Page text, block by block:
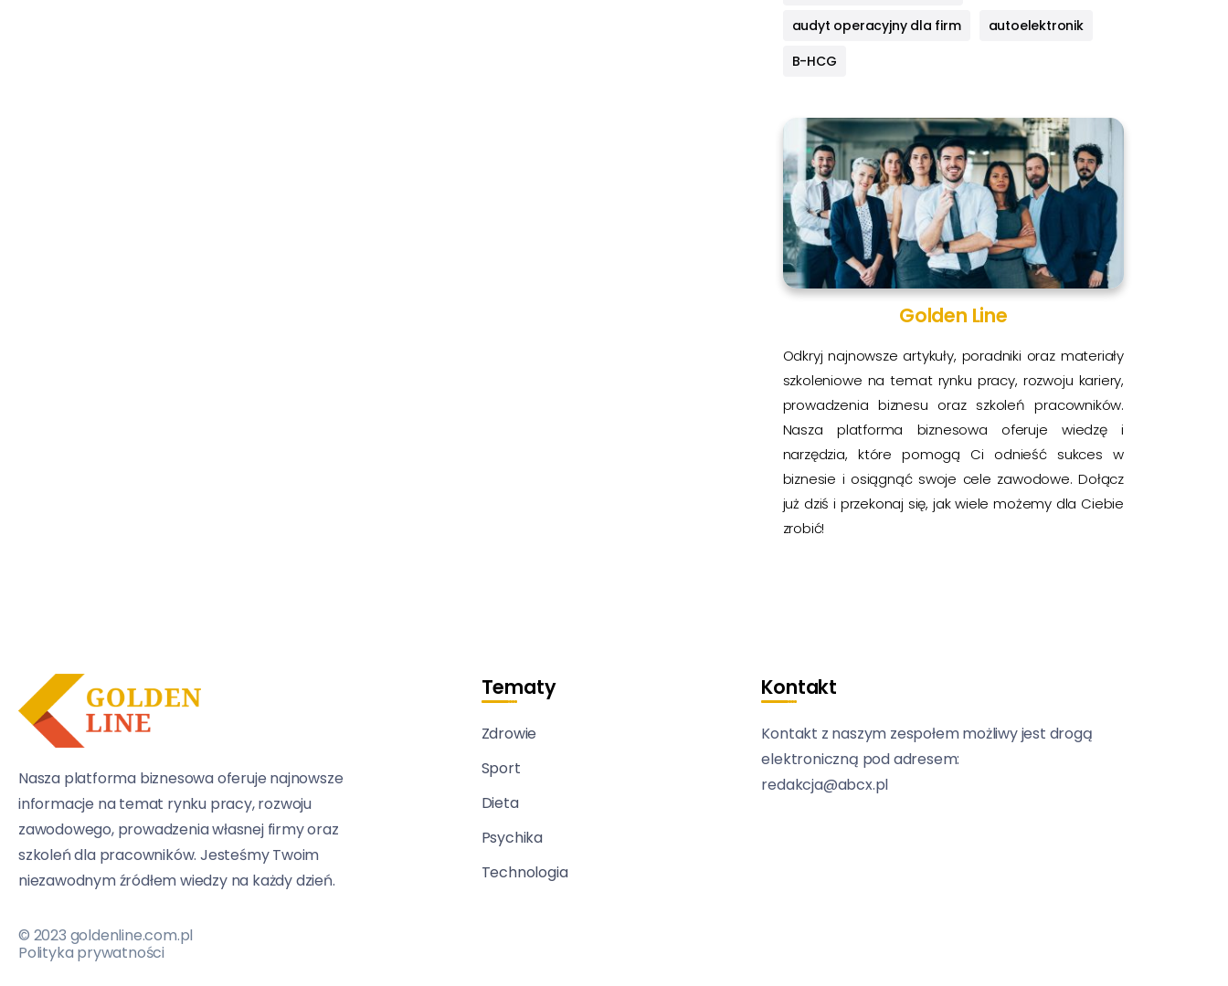
audyt operacyjny dla firm
autoelektronik
B-HCG
Golden Line
Odkryj najnowsze artykuły, poradniki oraz materiały
szkoleniowe na temat rynku pracy, rozwoju kariery,
prowadzenia biznesu oraz szkoleń pracowników.
Nasza platforma biznesowa oferuje wiedzę i
narzędzia, które pomogą Ci odnieść sukces w
biznesie i osiągnąć swoje cele zawodowe. Dołącz
już dziś i przekonaj się, jak wiele możemy dla Ciebie
zrobić!
Nasza platforma biznesowa oferuje najnowsze
informacje na temat rynku pracy, rozwoju
zawodowego, prowadzenia własnej firmy oraz
szkoleń dla pracowników. Jesteśmy Twoim
niezawodnym źródłem wiedzy na każdy dzień.
© 2023 goldenline.com.pl
Polityka prywatności
Tematy
Zdrowie
Sport
Dieta
Psychika
Technologia
Kontakt
Kontakt z naszym zespołem możliwy jest drogą
elektroniczną pod adresem:
redakcja@abcx.pl